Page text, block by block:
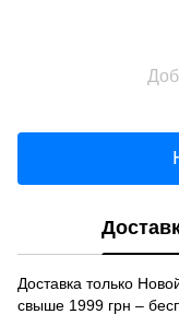
Доставка только
свыше 1999 грн –